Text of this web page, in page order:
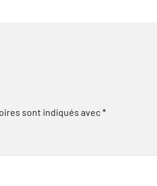
sont indiqués avec*